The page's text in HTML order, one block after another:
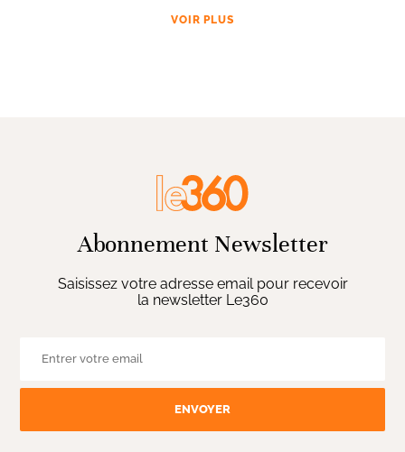
VOIR PLUS
Abonnement Newsletter
Saisissez votre adresse email pour recevoir
la newsletter Le360
ENVOYER